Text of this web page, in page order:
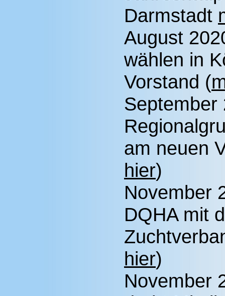
Darmstadt
August
wählen in
Vorstand (
September
am neuen
hier)
November
DQHA mit
hier)
November